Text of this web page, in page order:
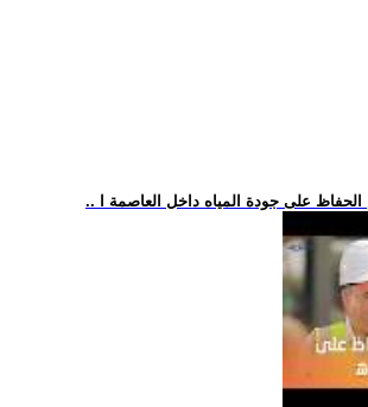
الحفاظ على جودة المياه داخل العاصمة ا